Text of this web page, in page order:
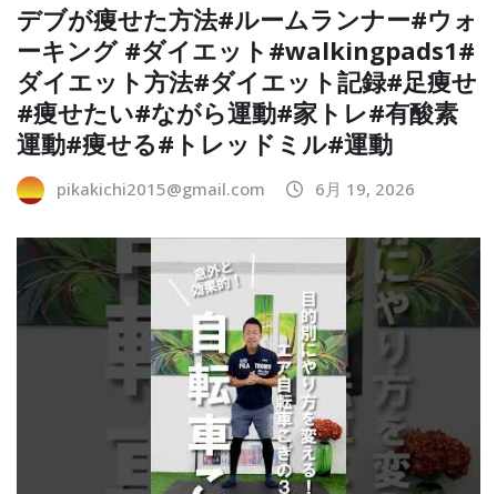
デブが痩せた方法#ルームランナー#ウォ
ーキング #ダイエット#walkingpads1#
ダイエット方法#ダイエット記録#足痩せ
#痩せたい#ながら運動#家トレ#有酸素
運動#痩せる#トレッドミル#運動
pikakichi2015@gmail.com 6月 19, 2026